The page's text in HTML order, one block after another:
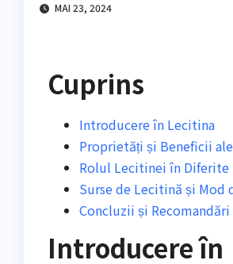
MAI 23, 2024
Cuprins
Introducere în Lecitina
Proprietăți și Beneficii
Rolul Lecitinei în Diferite
Surse de Lecitină și Mod
Concluzii și Recomandări
Introducere în